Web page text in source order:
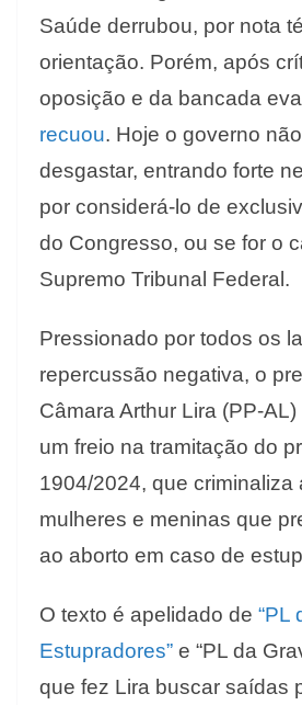
Saúde derrubou, por nota
orientação. Porém, após
oposição e da bancada
recuou. Hoje o governo
desgastar, entrando forte
por considerá-lo de
do Congresso, ou se for o
Supremo Tribunal Federal.
Pressionado por todos os
repercussão negativa, o
Câmara Arthur Lira (PP-
um freio na tramitação do
1904/2024, que criminaliza
mulheres e meninas que
ao aborto em caso de
O texto é apelidado de “PL
Estupradores” e “PL da
que fez Lira buscar saídas